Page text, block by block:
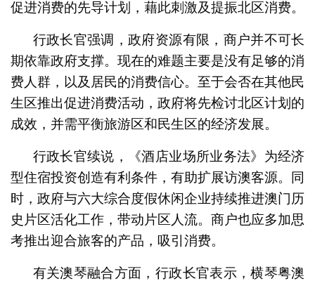
促进消费的先导计划，藉此刺激及提振北区消费。
行政长官强调，政府资源有限，商户并不可长
期依靠政府支撑。现在的难题主要是没有足够的消
费人群，以及居民的消费信心。至于会否在其他民
生区推出促进消费活动，政府将先检讨北区计划的
成效，并需平衡旅游区和民生区的经济发展。
行政长官续说，《酒店业场所业务法》为经济
型住宿投资创造有利条件，有助扩展访澳客源。同
时，政府与六大综合度假休闲企业持续推进澳门历
史片区活化工作，带动片区人流。商户也应多加思
考推出迎合旅客的产品，吸引消费。
有关澳琴融合方面，行政长官表示，横琴粤澳